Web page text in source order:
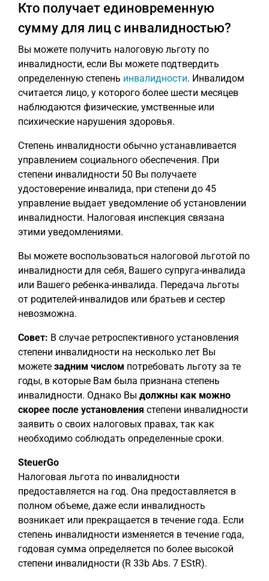
Кто получает единовременную
сумму для лиц с инвалидностью?
Вы можете получить налоговую льготу по
инвалидности, если Вы можете подтвердить
определенную степень инвалидности. Инвалидом
считается лицо, у которого более шести месяцев
наблюдаются физические, умственные или
психические нарушения здоровья.
Степень инвалидности обычно устанавливается
управлением социального обеспечения. При
степени инвалидности 50 Вы получаете
удостоверение инвалида, при степени до 45
управление выдает уведомление об установлении
инвалидности. Налоговая инспекция связана
этими уведомлениями.
Вы можете воспользоваться налоговой льготой по
инвалидности для себя, Вашего супруга-инвалида
или Вашего ребенка-инвалида. Передача льготы
от родителей-инвалидов или братьев и сестер
невозможна.
Совет: В случае ретроспективного установления
степени инвалидности на несколько лет Вы
можете задним числом потребовать льготу за те
годы, в которые Вам была признана степень
инвалидности. Однако Вы должны как можно
скорее после установления степени инвалидности
заявить о своих налоговых правах, так как
необходимо соблюдать определенные сроки.
SteuerGo
Налоговая льгота по инвалидности
предоставляется на год. Она предоставляется в
полном объеме, даже если инвалидность
возникает или прекращается в течение года. Если
степень инвалидности изменяется в течение года,
годовая сумма определяется по более высокой
степени инвалидности (R 33b Abs. 7 EStR).